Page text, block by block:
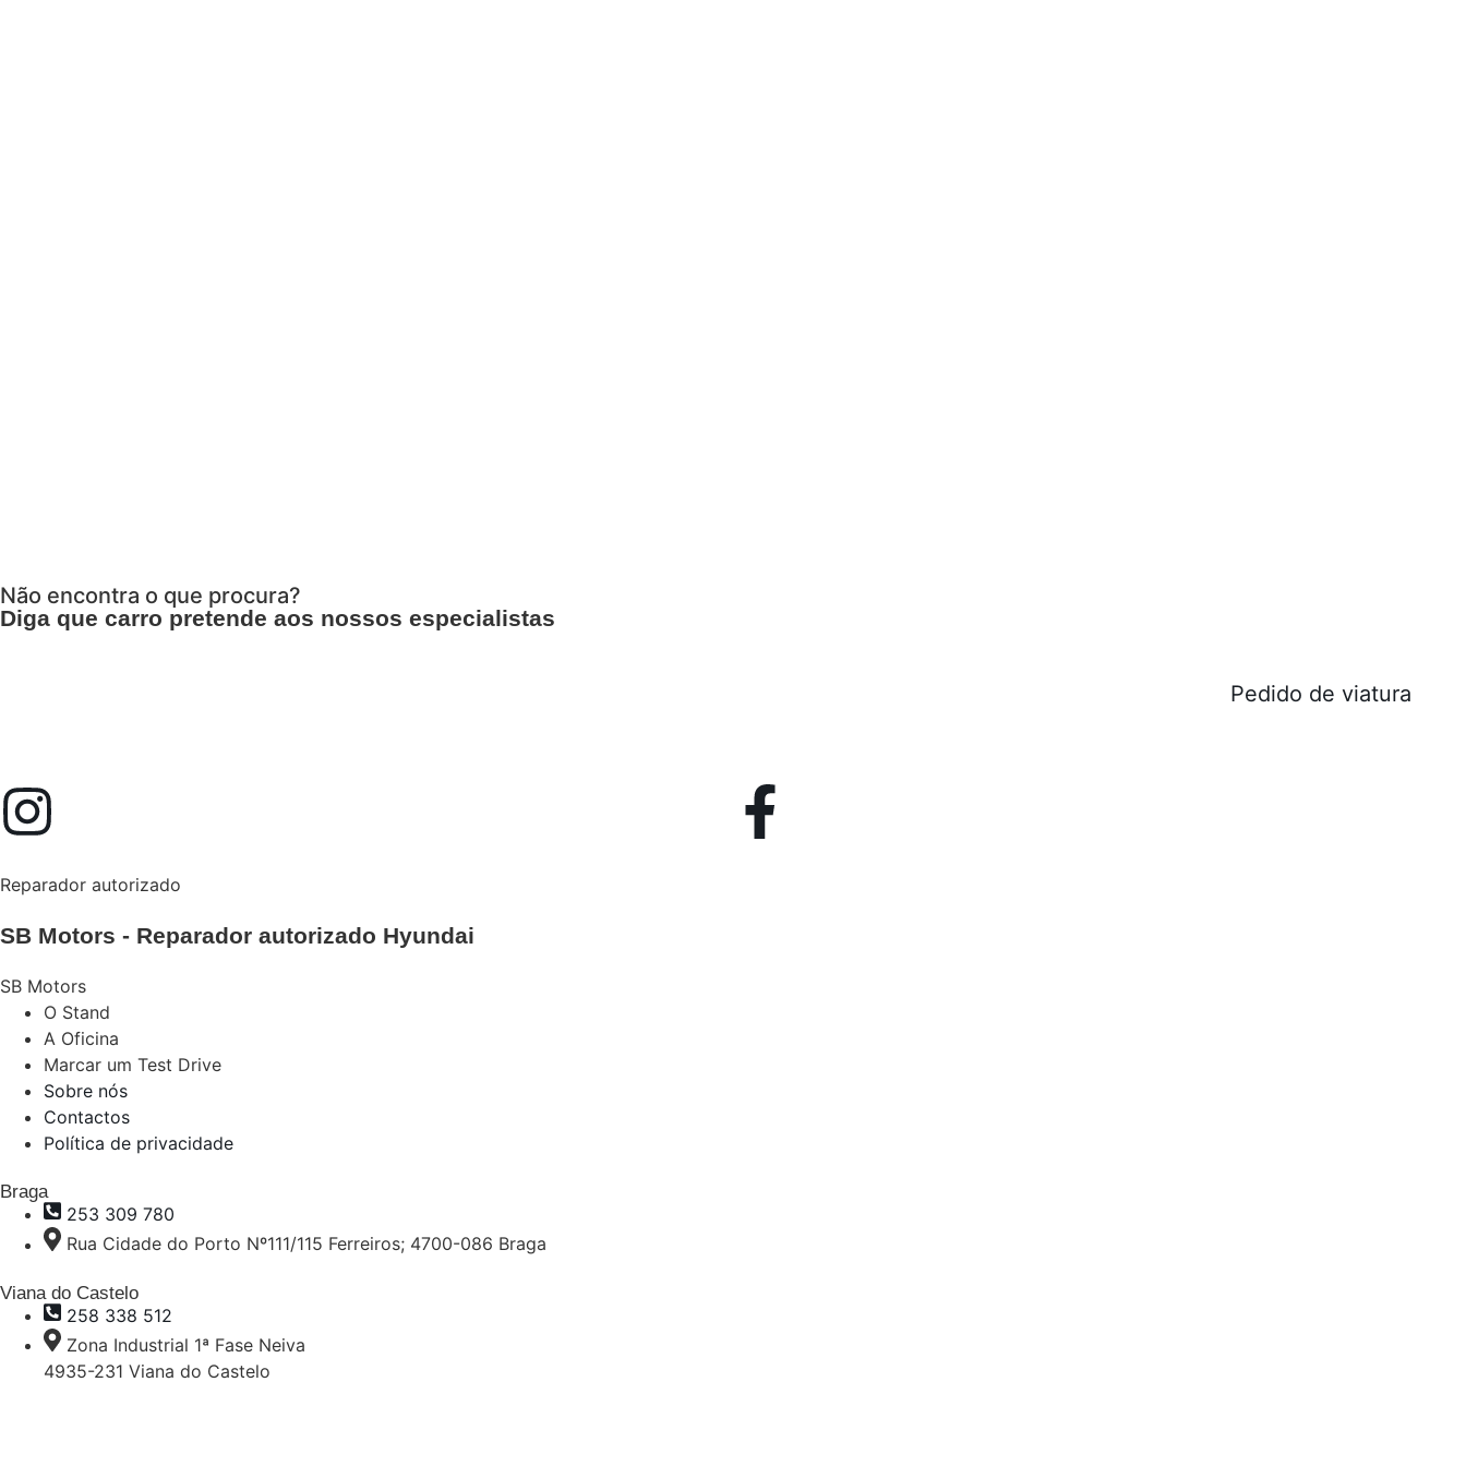
Não encontra o que procura?
Diga que carro pretende aos nossos especialistas
Pedido de viatura
Reparador autorizado
SB Motors - Reparador autorizado Hyundai
SB Motors
O Stand
A Oficina
Marcar um Test Drive
Sobre nós
Contactos
Política de privacidade
Braga
253 309 780
Rua Cidade do Porto Nº111/115 Ferreiros; 4700-086 Braga
Viana do Castelo
258 338 512
Zona Industrial 1ª Fase Neiva
4935-231 Viana do Castelo